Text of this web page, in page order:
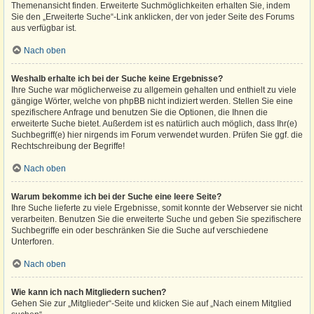
Themenansicht finden. Erweiterte Suchmöglichkeiten erhalten Sie, indem
Sie den „Erweiterte Suche“-Link anklicken, der von jeder Seite des Forums
aus verfügbar ist.
Nach oben
Weshalb erhalte ich bei der Suche keine Ergebnisse?
Ihre Suche war möglicherweise zu allgemein gehalten und enthielt zu viele
gängige Wörter, welche von phpBB nicht indiziert werden. Stellen Sie eine
spezifischere Anfrage und benutzen Sie die Optionen, die Ihnen die
erweiterte Suche bietet. Außerdem ist es natürlich auch möglich, dass Ihr(e)
Suchbegriff(e) hier nirgends im Forum verwendet wurden. Prüfen Sie ggf. die
Rechtschreibung der Begriffe!
Nach oben
Warum bekomme ich bei der Suche eine leere Seite?
Ihre Suche lieferte zu viele Ergebnisse, somit konnte der Webserver sie nicht
verarbeiten. Benutzen Sie die erweiterte Suche und geben Sie spezifischere
Suchbegriffe ein oder beschränken Sie die Suche auf verschiedene
Unterforen.
Nach oben
Wie kann ich nach Mitgliedern suchen?
Gehen Sie zur „Mitglieder“-Seite und klicken Sie auf „Nach einem Mitglied